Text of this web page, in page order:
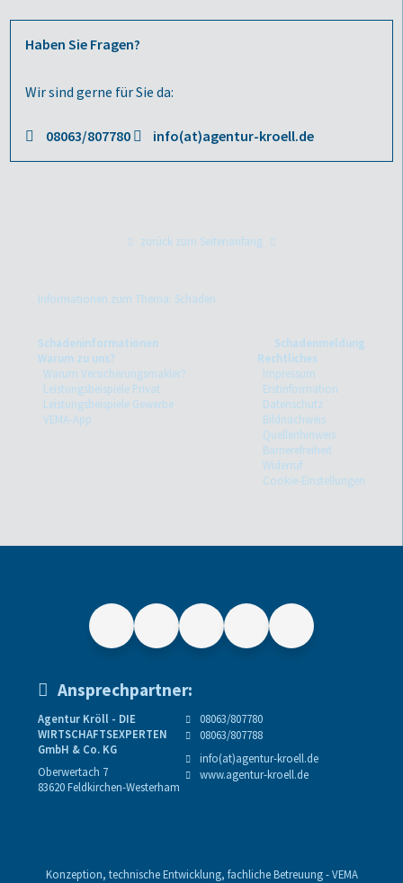
Haben Sie Fragen?
Wir sind gerne für Sie da:
08063/807780 info(at)agentur-kroell.de
zurück zum Seitenanfang
Informationen zum Thema: Schaden
Schadeninformationen
Schadenmeldung
Warum zu uns?
Warum Versicherungsmakler?
Leistungsbeispiele Privat
Leistungsbeispiele Gewerbe
VEMA-App
Rechtliches
Impressum
Erstinformation
Datenschutz
Bildnachweis
Quellenhinweis
Barrierefreiheit
Widerruf
Cookie-Einstellungen
Ansprechpartner:
Agentur Kröll - DIE
WIRTSCHAFTSEXPERTEN
GmbH & Co. KG
Oberwertach 7
83620 Feldkirchen-Westerham
08063/807780
08063/807788
info(at)agentur-kroell.de
www.agentur-kroell.de
Konzeption, technische Entwicklung, fachliche Betreuung -VEMA